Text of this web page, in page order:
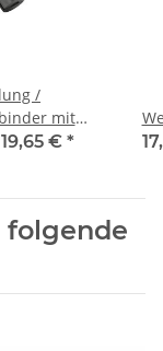
/
mit
WSV-K 16
19,65 € *
folgende